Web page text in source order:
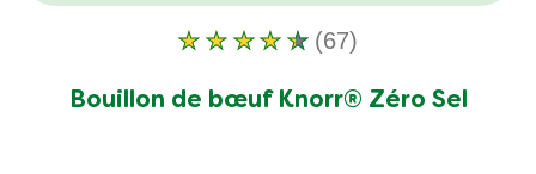
Bouillon de bœuf Knorr® Zéro Sel
La
note
moyenne
(67)